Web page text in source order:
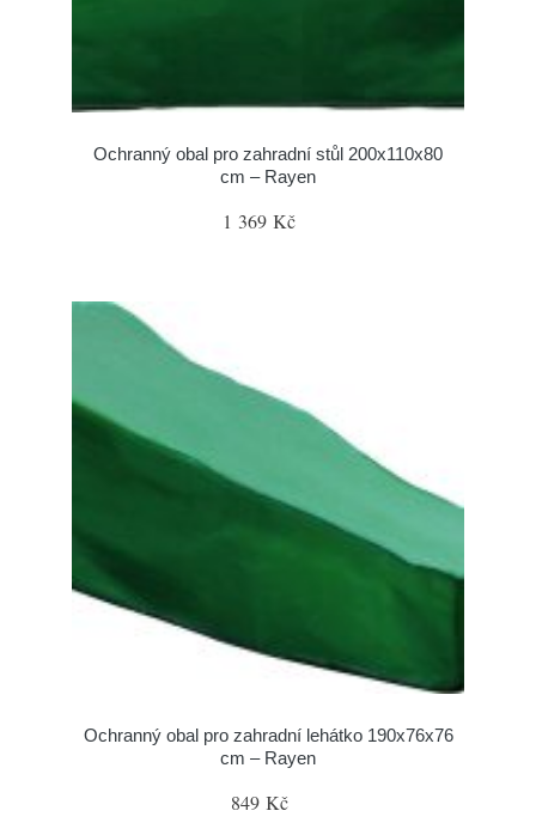
Ochranný obal pro zahradní stůl 200x110x80
cm – Rayen
1 369 Kč
Ochranný obal pro zahradní lehátko 190x76x76
cm – Rayen
849 Kč